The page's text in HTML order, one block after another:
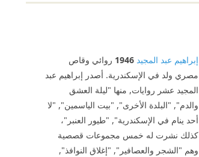
إبراهيم عبد المجيد 1946 روائي وقاص
مصري ولد في الإسكندرية. أصدر إبراهيم عبد
المجيد عشر روايات, منها "ليلة العشق
والدم", "البلدة الأخرى", "بيت الياسمين", "لا
أحد ينام في الإسكندرية", "طيور العنبر"،
كذلك نشرت له خمس مجموعات قصصية
وهم "الشجر والعصافير", "إغلاق النوافذ",